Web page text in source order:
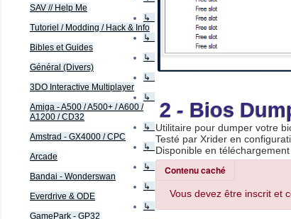
2 - Bios
Utilitaire pour dumper votre
Testé par Xrider en
Disponible en
Contenu caché
Vous devez être inscrit et
SAV // Help Me
↳
Tutoriel / Modding / Hack & Info
↳
Bibles et Guides
↳
Général (Divers)
↳
3DO Interactive Multiplayer
↳
Amiga - A500 / A500+ / A600 /
A1200 / CD32
↳
Amstrad - GX4000 / CPC
↳
Arcade
↳
Bandai - Wonderswan
↳
Everdrive & ODE
↳
GamePark - GP32